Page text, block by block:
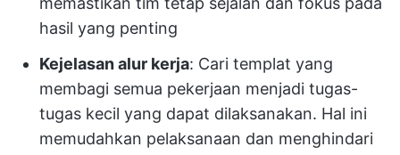
hasil yang penting
Kejelasan alur kerja: Cari templat yang
membagi semua pekerjaan menjadi tugas-
tugas kecil yang dapat dilaksanakan. Hal ini
memudahkan pelaksanaan dan menghindari